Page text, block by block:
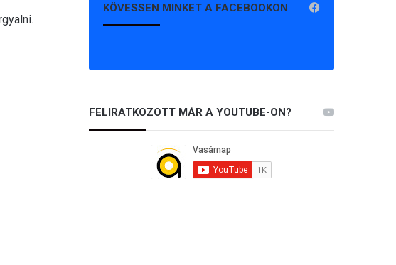
KÖVESSEN MINKET A FACEBOOKON
FELIRATKOZOTT MÁR A YOUTUBE-ON?